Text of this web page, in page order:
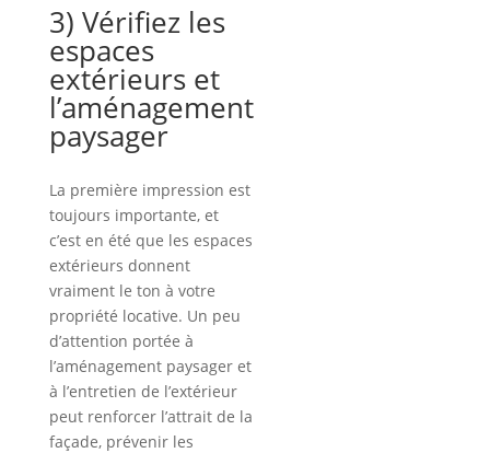
3) Vérifiez les
espaces
extérieurs et
l’aménagement
paysager
La première impression est
toujours importante, et
c’est en été que les espaces
extérieurs donnent
vraiment le ton à votre
propriété locative. Un peu
d’attention portée à
l’aménagement paysager et
à l’entretien de l’extérieur
peut renforcer l’attrait de la
façade, prévenir les